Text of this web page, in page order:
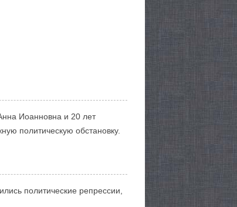
Иоанновна и 20 лет
политическую обстановку.
политические репрессии,